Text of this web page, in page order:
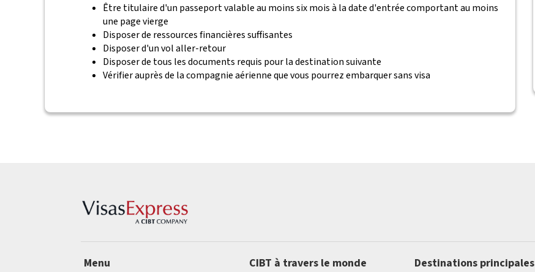
Être titulaire d'un passeport valable au moins six mois à la date d'entrée comportant au moins
une page vierge
Disposer de ressources financières suffisantes
Disposer d'un vol aller-retour
Disposer de tous les documents requis pour la destination suivante
Vérifier auprès de la compagnie aérienne que vous pourrez embarquer sans visa
Menu CIBT à travers le monde Destinations principales